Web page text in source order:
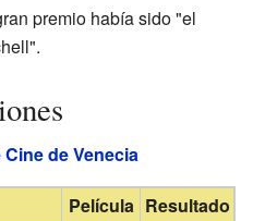
premio había sido "el
de Venecia
Película Resultado